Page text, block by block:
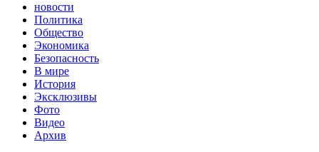
новости
Политика
Общество
Экономика
Безопасность
В мире
История
Эксклюзивы
Фото
Видео
Архив